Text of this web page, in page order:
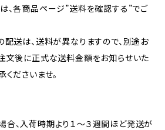
、各商品ページ”送料を確認する”でご
配送は、送料が異なりますので、別途お
文後に正式な送料金額をお知らせいた
くださいませ。
、入荷時期より１～３週間ほど発送が